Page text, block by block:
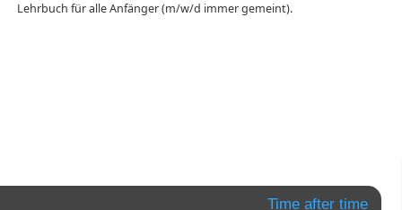
Lehrbuch für alle Anfänger (m/w/d immer gemeint).
Time after time